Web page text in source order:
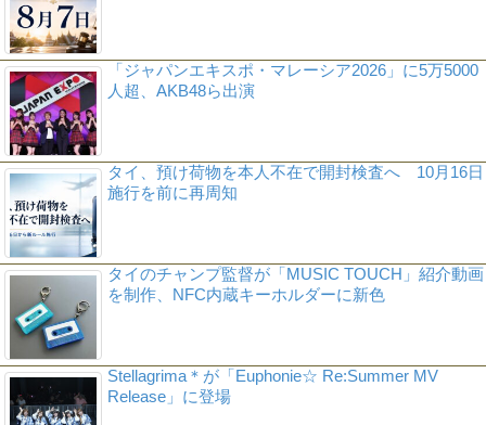
「ジャパンエキスポ・マレーシア2026」に5万5000
人超、AKB48ら出演
タイ、預け荷物を本人不在で開封検査へ 10月16日
施行を前に再周知
タイのチャンプ監督が「MUSIC TOUCH」紹介動画
を制作、NFC内蔵キーホルダーに新色
Stellagrima＊が「Euphonie☆ Re:Summer MV
Release」に登場